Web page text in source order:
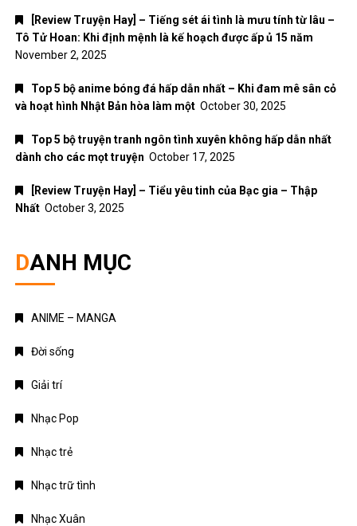
[Review Truyện Hay] – Tiếng sét ái tình là mưu tính từ lâu –
Tô Tử Hoan: Khi định mệnh là kế hoạch được ấp ủ 15 năm
November 2, 2025
Top 5 bộ anime bóng đá hấp dẫn nhất – Khi đam mê sân cỏ
và hoạt hình Nhật Bản hòa làm một October 30, 2025
Top 5 bộ truyện tranh ngôn tình xuyên không hấp dẫn nhất
dành cho các mọt truyện October 17, 2025
[Review Truyện Hay] – Tiểu yêu tinh của Bạc gia – Thập
Nhất October 3, 2025
DANH MỤC
ANIME – MANGA
Đời sống
Giải trí
Nhạc Pop
Nhạc trẻ
Nhạc trữ tình
Nhạc Xuân